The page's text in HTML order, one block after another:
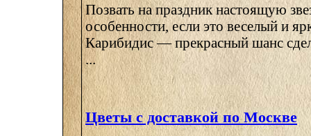
Позвать на праздник настоящую
особенности, если это веселый и
Карибидис — прекрасный шанс
...
Цветы с доставкой по Москве